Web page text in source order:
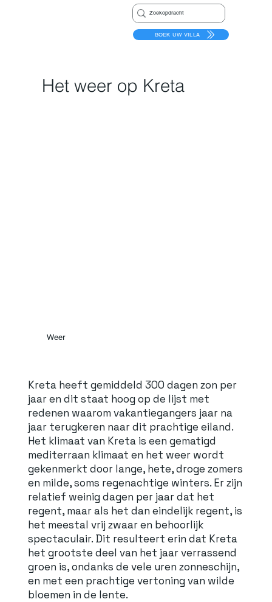
BOEK UW VILLA
Het weer op Kreta
Weer
Kreta heeft gemiddeld 300 dagen zon per
jaar en dit staat hoog op de lijst met
redenen waarom vakantiegangers jaar na
jaar terugkeren naar dit prachtige eiland.
Het klimaat van Kreta is een gematigd
mediterraan klimaat en het weer wordt
gekenmerkt door lange, hete, droge zomers
en milde, soms regenachtige winters. Er zijn
relatief weinig dagen per jaar dat het
regent, maar als het dan eindelijk regent, is
het meestal vrij zwaar en behoorlijk
spectaculair. Dit resulteert erin dat Kreta
het grootste deel van het jaar verrassend
groen is, ondanks de vele uren zonneschijn,
en met een prachtige vertoning van wilde
bloemen in de lente.